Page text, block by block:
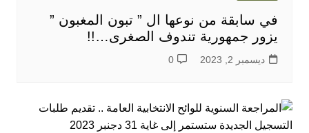
في سابقة من نوعها ال ” تبون المغبون ”
يزور جمهورية تندوف الصغرى…!!
ديسمبر 2, 2023 0